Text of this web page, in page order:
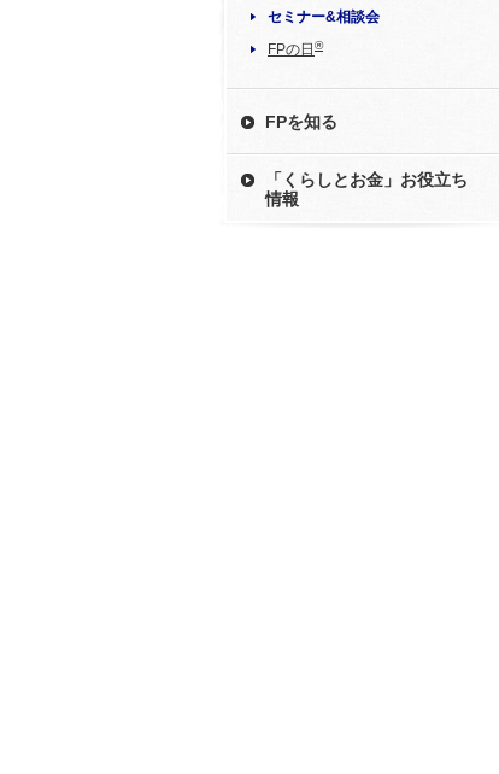
セミナー&相談会
FPの日 ®
FPを知る
「くらしとお金」お役立ち
情報